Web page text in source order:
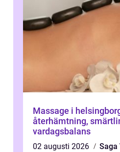
Massage i
återhämtning,
vardagsbalans
02 augusti 2026
Saga